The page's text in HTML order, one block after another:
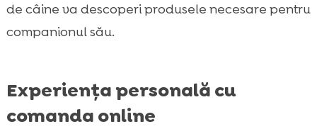
de câine va descoperi produsele necesare pentru
companionul său.
Experiența personală cu
comanda online